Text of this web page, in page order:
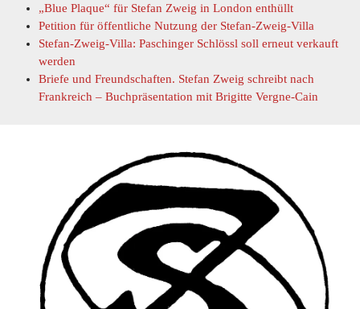
„Blue Plaque“ für Stefan Zweig in London enthüllt
Petition für öffentliche Nutzung der Stefan-Zweig-Villa
Stefan-Zweig-Villa: Paschinger Schlössl soll erneut verkauft
werden
Briefe und Freundschaften. Stefan Zweig schreibt nach
Frankreich – Buchpräsentation mit Brigitte Vergne-Cain